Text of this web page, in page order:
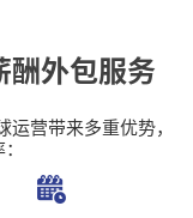
酬外包服务
营带来多重优势，